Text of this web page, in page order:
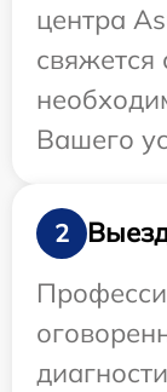
центра
свяжется
Вашего
2